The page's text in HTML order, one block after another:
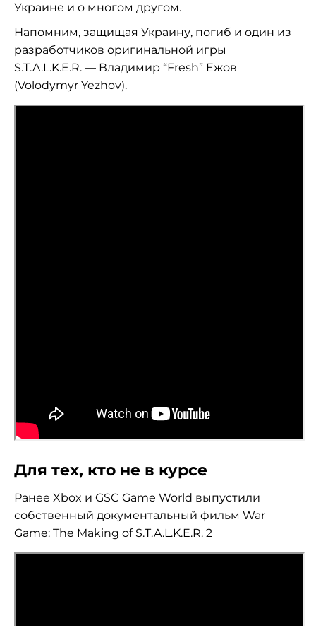
Украине и о многом другом.
Напомним, защищая Украину, погиб и один из
разработчиков оригинальной игры
S.T.A.L.K.E.R. — Владимир “Fresh” Ежов
(Volodymyr Yezhov).
Для тех, кто не в курсе
Ранее Xbox и GSC Game World выпустили
собственный документальный фильм War
Game: The Making of S.T.A.L.K.E.R. 2